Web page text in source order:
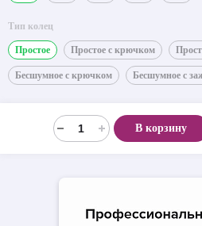
Тип колец
Простое Простое с крючком
Бесшумное с крючком Бесшумное с
В корзину